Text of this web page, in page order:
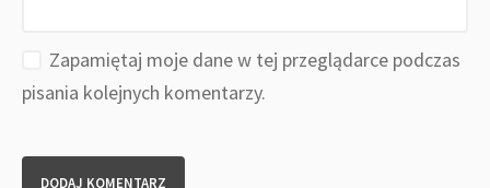
Zapamiętaj moje dane w tej przeglądarce podczas
pisania kolejnych komentarzy.